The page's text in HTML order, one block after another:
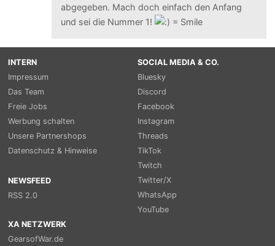
abgegeben. Mach doch einfach den Anfang
und sei die Nummer 1!
INTERN
Impressum
Das Team
Freie Jobs
Werbung schalten
Unsere Partnershops
Datenschutz & Hinweise
NEWSFEED
RSS 2.0
SOCIAL MEDIA & CO.
Bluesky
Discord
Facebook
Instagram
Threads
TikTok
Twitch
Twitter/X
WhatsApp
YouTube
XA NETZWERK
GearsofWar.de